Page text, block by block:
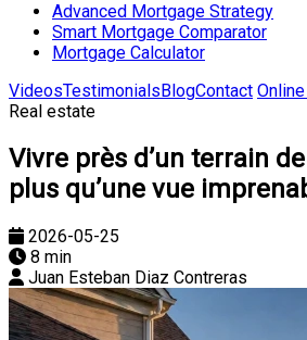
Advanced Mortgage Strategy
Smart Mortgage Comparator
Mortgage Calculator
VideosTestimonialsBlogContact
Real estate
Vivre près d’un terrain
plus qu’une vue
2026-05-25
8 min
Juan Esteban Diaz Contreras